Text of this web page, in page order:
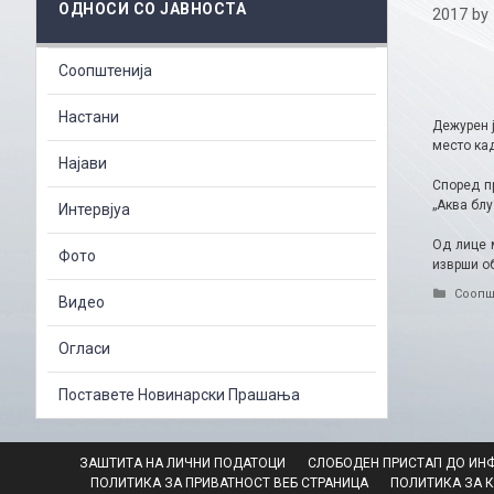
2017 by
Дежурен
место
Според
„Аква
Од лице
изврши
ОДНОСИ СО ЈАВНОСТА
Соопштенија
Настани
Најави
Интервјуа
Фото
Видео
Огласи
Поставете Новинарски Прашања
ЗАШТИТА НА ЛИЧНИ ПОДАТОЦИ СЛОБОДЕН ПРИСТАП ДО
ПОЛИТИКА ЗА ПРИВАТНОСТ ВЕБ СТРАНИЦА
ПОЛИТИКА ЗА